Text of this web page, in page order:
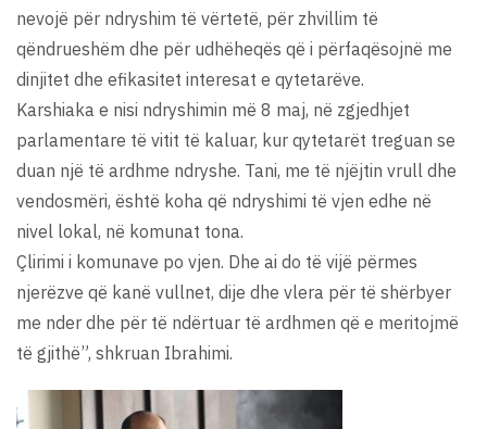
nevojë për ndryshim të vërtetë, për zhvillim të
qëndrueshëm dhe për udhëheqës që i përfaqësojnë me
dinjitet dhe efikasitet interesat e qytetarëve.
Karshiaka e nisi ndryshimin më 8 maj, në zgjedhjet
parlamentare të vitit të kaluar, kur qytetarët treguan se
duan një të ardhme ndryshe. Tani, me të njëjtin vrull dhe
vendosmëri, është koha që ndryshimi të vjen edhe në
nivel lokal, në komunat tona.
Çlirimi i komunave po vjen. Dhe ai do të vijë përmes
njerëzve që kanë vullnet, dije dhe vlera për të shërbyer
me nder dhe për të ndërtuar të ardhmen që e meritojmë
të gjithë”, shkruan Ibrahimi.